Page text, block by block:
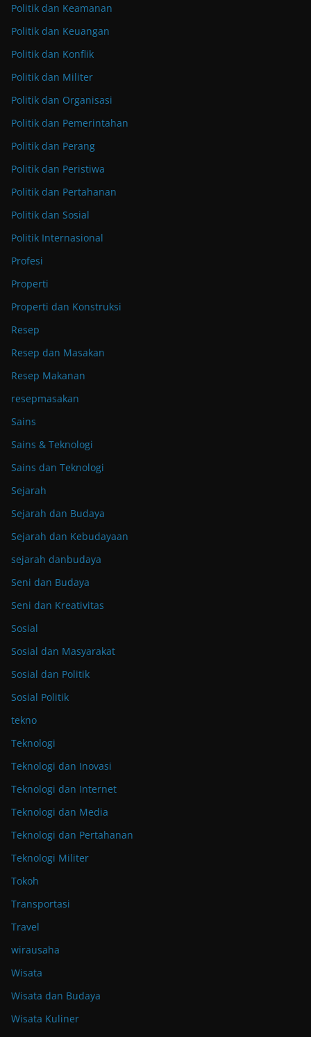
Politik dan Keamanan
Politik dan Keuangan
Politik dan Konflik
Politik dan Militer
Politik dan Organisasi
Politik dan Pemerintahan
Politik dan Perang
Politik dan Peristiwa
Politik dan Pertahanan
Politik dan Sosial
Politik Internasional
Profesi
Properti
Properti dan Konstruksi
Resep
Resep dan Masakan
Resep Makanan
resepmasakan
Sains
Sains & Teknologi
Sains dan Teknologi
Sejarah
Sejarah dan Budaya
Sejarah dan Kebudayaan
sejarah danbudaya
Seni dan Budaya
Seni dan Kreativitas
Sosial
Sosial dan Masyarakat
Sosial dan Politik
Sosial Politik
tekno
Teknologi
Teknologi dan Inovasi
Teknologi dan Internet
Teknologi dan Media
Teknologi dan Pertahanan
Teknologi Militer
Tokoh
Transportasi
Travel
wirausaha
Wisata
Wisata dan Budaya
Wisata Kuliner